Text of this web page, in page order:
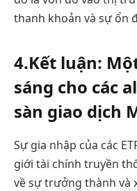
thanh khoản và sự ổn
4.Kết luận:
sáng cho các
sàn giao dịch
Sự gia nhập của các
giới tài chính truyền
về sự trưởng thành và